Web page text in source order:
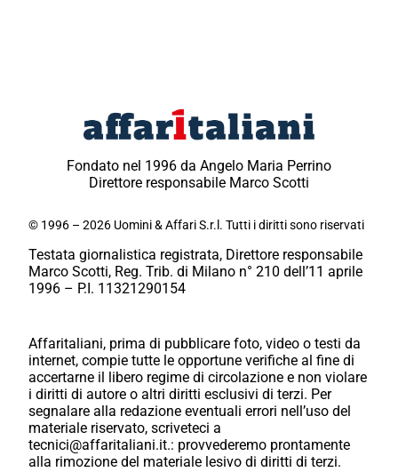
Fondato nel 1996 da Angelo Maria Perrino
Direttore responsabile Marco Scotti
© 1996 – 2026 Uomini & Affari S.r.l. Tutti i diritti sono riservati
Testata giornalistica registrata, Direttore responsabile
Marco Scotti, Reg. Trib. di Milano n° 210 dell’11 aprile
1996 – P.I. 11321290154
Affaritaliani, prima di pubblicare foto, video o testi da
internet, compie tutte le opportune verifiche al fine di
accertarne il libero regime di circolazione e non violare
i diritti di autore o altri diritti esclusivi di terzi. Per
segnalare alla redazione eventuali errori nell’uso del
materiale riservato, scriveteci a
tecnici@affaritaliani.it.: provvederemo prontamente
alla rimozione del materiale lesivo di diritti di terzi.